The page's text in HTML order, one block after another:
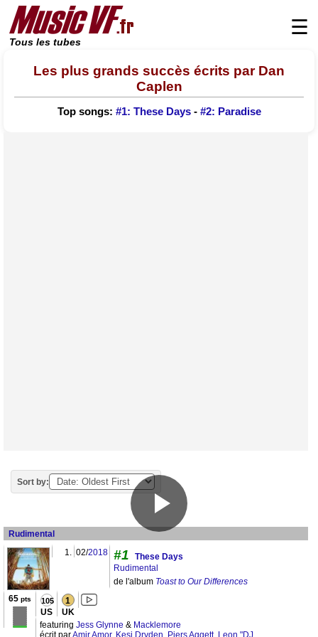
Tous les tubes
☰
Les plus grands succès écrits par Dan
Caplen
Top songs: #1: These Days- #2: Paradise
Sort by:
Rudimental
1. 02/2018 #1
These Days
Rudimental
de l'album Toast to Our Differences
65 pts
105
US
1
UK
featuring Jess Glynne & Macklemore
écrit parAmir Amor, Kesi Dryden Piers Aggett, Leon "DJ